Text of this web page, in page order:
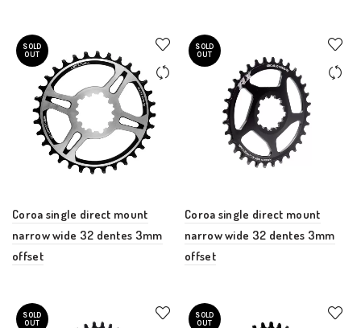
SOLD
OUT
Coroa single direct mount
narrow wide 32 dentes 3mm
offset
SOLD
OUT
Coroa single direct mount
narrow wide 32 dentes 3mm
offset
SOLD
OUT
SOLD
OUT